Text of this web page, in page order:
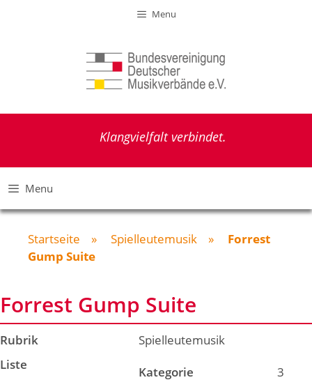
Menu
Klangvielfalt verbindet.
Menu
Startseite » Spielleutemusik » Forrest
Gump Suite
Forrest Gump Suite
Rubrik
Spielleutemusik
Liste
Kategorie
3